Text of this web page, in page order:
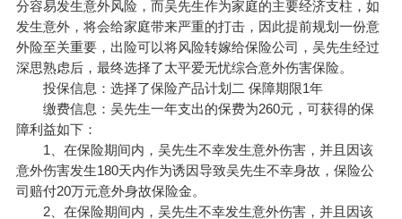
分容易发生意外风险，而吴先生作为家庭的主要经济支柱，如
发生意外，将会给家庭带来严重的打击，因此提前规划一份意
外险至关重要，出险可以将风险转嫁给保险公司，吴先生经过
深思熟虑后，最终选择了太平爱无忧综合意外伤害保险。
投保信息：选择了保险产品计划二 保障期限1年
缴费信息：吴先生一年支出的保费为260元，可获得的保
障利益如下：
1、在保险期间内，吴先生不幸发生意外伤害，并且因该
意外伤害发生180天内作为诱因导致吴先生不幸身故，保险公
司赔付20万元意外身故保险金。
2、在保险期间内，吴先生不幸发生意外伤害，并且因该